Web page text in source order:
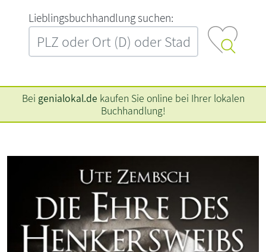
L‍i‍e‍b‍l‍i‍n‍g‍s‍b‍u‍c‍h‍h‍a‍n‍d‍l‍u‍n‍g‍ ‍s‍u‍c‍h‍e‍n‍:‍
Bei genialokal.de kaufen Sie online bei Ihrer lokalen
Buchhandlung!